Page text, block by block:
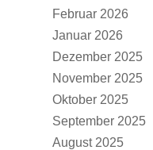
Februar 2026
Januar 2026
Dezember 2025
November 2025
Oktober 2025
September 2025
August 2025